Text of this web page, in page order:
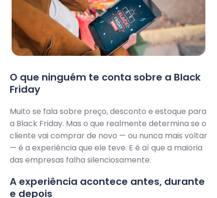
O que ninguém te conta sobre a Black
Friday
Muito se fala sobre preço, desconto e estoque para
a Black Friday. Mas o que realmente determina se o
cliente vai comprar de novo — ou nunca mais voltar
— é a experiência que ele teve. E é aí que a maioria
das empresas falha silenciosamente.
A experiência acontece antes, durante
e depois